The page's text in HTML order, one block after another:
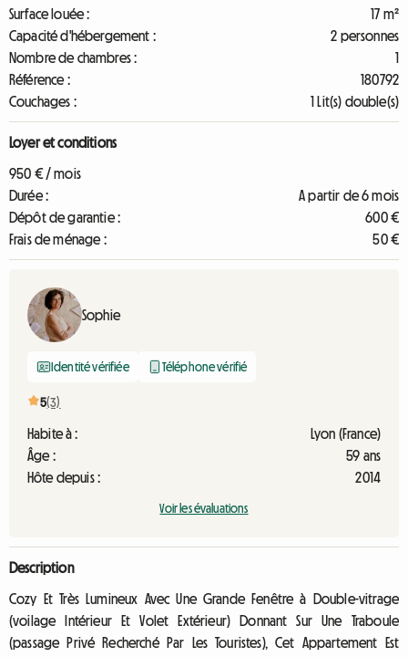
Surface louée :
17 m²
Capacité d'hébergement :
2 personnes
Nombre de chambres :
1
Référence :
180792
Couchages :
1 Lit(s) double(s)
Loyer et conditions
950 € / mois
Durée :
A partir de 6 mois
Dépôt de garantie :
600 €
Frais de ménage :
50 €
Sophie
Identité vérifiée Téléphone vérifié
5(3)
Habite à :
Lyon (France)
Âge :
59 ans
Hôte depuis :
2014
Voir les évaluations
Description
Cozy Et Très Lumineux Avec Une Grande Fenêtre à Double-vitrage
(voilage Intérieur Et Volet Extérieur) Donnant Sur Une Traboule
(passage Privé Recherché Par Les Touristes), Cet Appartement Est